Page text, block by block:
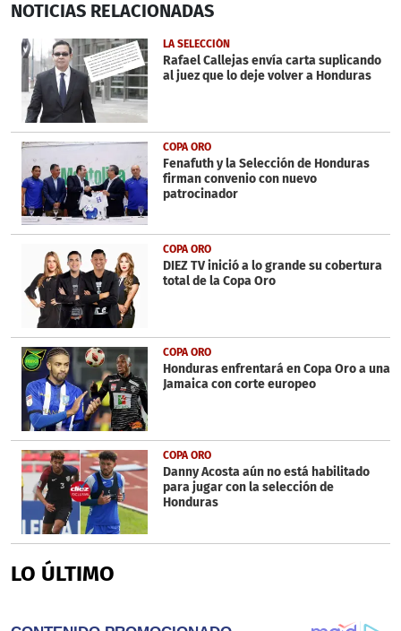
seconds
3
minutes,
42
seconds
NOTICIAS RELACIONADAS
LA SELECCIÓN
Rafael Callejas envía carta suplicando
al juez que lo deje volver a Honduras
COPA ORO
Fenafuth y la Selección de Honduras
firman convenio con nuevo
patrocinador
COPA ORO
DIEZ TV inició a lo grande su cobertura
total de la Copa Oro
COPA ORO
Honduras enfrentará en Copa Oro a una
Jamaica con corte europeo
COPA ORO
Danny Acosta aún no está habilitado
para jugar con la selección de
Honduras
LO ÚLTIMO